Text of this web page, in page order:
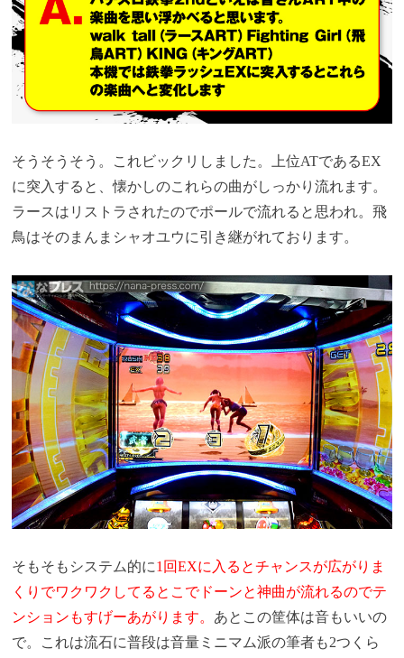
そうそうそう。これビックリしました。上位ATであるEX
に突入すると、懐かしのこれらの曲がしっかり流れます。
ラースはリストラされたのでポールで流れると思われ。飛
鳥はそのまんまシャオユウに引き継がれております。
そもそもシステム的に1回EXに入るとチャンスが広がりま
くりでワクワクしてるとこでドーンと神曲が流れるのでテ
ンションもすげーあがります。 あとこの筐体は音もいいの
で。これは流石に普段は音量ミニマム派の筆者も2つくら